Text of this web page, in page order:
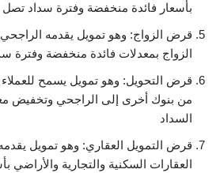
بأسعار فائدة منخفضة وفترة سداد تصل إلى 10
قرض الزواج: وهو تمويل يقدمه الراجحي
الزواج بمعدلات فائدة منخفضة وفترة سداد
قرض التحويل: وهو تمويل يسمح
من بنوك أخرى إلى الراجحي وتخفيض
السداد
قرض التمويل العقاري: وهو تمويل
العقارات السكنية والتجارية والأراضي